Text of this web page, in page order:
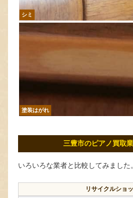
シミ
塗装はがれ
三豊市のピアノ買取
いろいろな業者と比較してみました。
リサイクルショ